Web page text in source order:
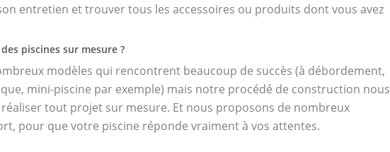
entretien et trouver tous les accessoires ou produits dont vous avez
piscines sur mesure ?
modèles qui rencontrent beaucoup de succès (à débordement,
mini-piscine par exemple) mais notre procédé de construction nous
tout projet sur mesure. Et nous proposons de nombreux
pour que votre piscine réponde vraiment à vos attentes.